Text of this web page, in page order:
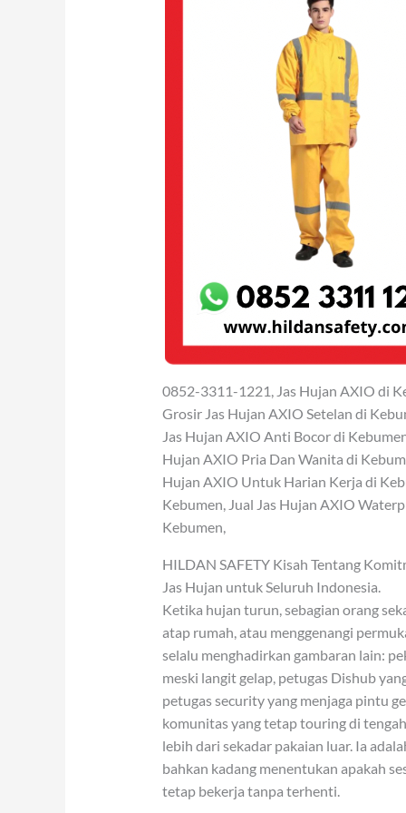
0852-3311-1221, Jas Hujan AXIO di
Grosir Jas Hujan AXIO Setelan di
Jas Hujan AXIO Anti Bocor di
Hujan AXIO Pria Dan Wanita di
Hujan AXIO Untuk Harian Kerja di
Kebumen, Jual Jas Hujan AXIO
Kebumen,
HILDAN SAFETY Kisah Tentang
Jas Hujan untuk Seluruh Indonesia.
Ketika hujan turun, sebagian orang
atap rumah, atau menggenangi
selalu menghadirkan gambaran lain:
meski langit gelap, petugas Dishub
petugas security yang menjaga pintu
komunitas yang tetap touring di
lebih dari sekadar pakaian luar. Ia
bahkan kadang menentukan apakah
tetap bekerja tanpa terhenti.